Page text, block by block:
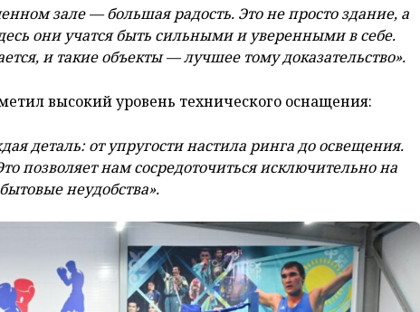
зале — большая радость. Это не просто здание, а
они учатся быть сильными и уверенными в себе.
и такие объекты — лучшее тому доказательство».
высокий уровень технического оснащения:
деталь: от упругости настила ринга до освещения.
позволяет нам сосредоточиться исключительно на
неудобства».